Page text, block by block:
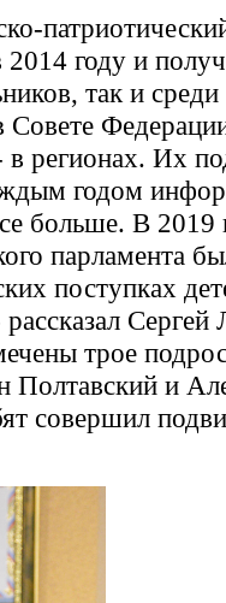
2014 году и
так и
Совете
регионах. Их
годом
больше. В 2019
парламента
поступках
трое
и
совершил